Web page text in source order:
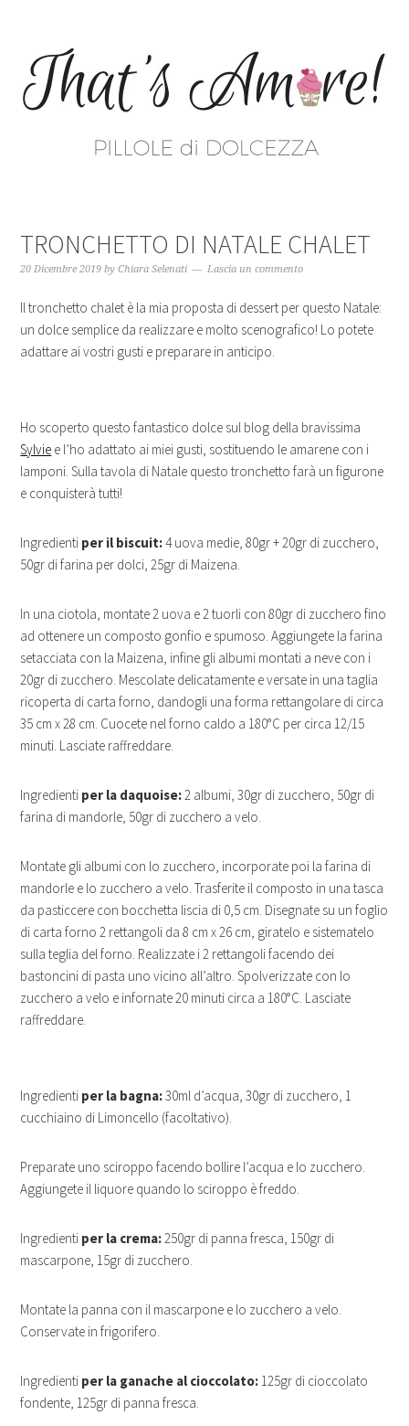
TRONCHETTO DI NATALE CHALET
20 Dicembre 2019 byChiara Selenati Lascia un commento
Il tronchetto chalet è la mia proposta di dessert per questo Natale:
un dolce semplice da realizzare e molto scenografico! Lo potete
adattare ai vostri gusti e preparare in anticipo.
Ho scoperto questo fantastico dolce sul blog della bravissima
Sylvie e l’ho adattato ai miei gusti, sostituendo le amarene con i
lamponi. Sulla tavola di Natale questo tronchetto farà un figurone
e conquisterà tutti!
Ingredienti per il biscuit:4 uova medie, 80gr + 20gr di zucchero,
50gr di farina per dolci, 25gr di Maizena.
In una ciotola, montate 2 uova e 2 tuorli con 80gr di zucchero fino
ad ottenere un composto gonfio e spumoso. Aggiungete la farina
setacciata con la Maizena, infine gli albumi montati a neve con i
20gr di zucchero. Mescolate delicatamente e versate in una taglia
ricoperta di carta forno, dandogli una forma rettangolare di circa
35 cm x 28 cm. Cuocete nel forno caldo a 180°C per circa 12/15
minuti. Lasciate raffreddare.
Ingredienti per la daquoise:2 albumi, 30gr di zucchero, 50gr di
farina di mandorle, 50gr di zucchero a velo.
Montate gli albumi con lo zucchero, incorporate poi la farina di
mandorle e lo zucchero a velo. Trasferite il composto in una tasca
da pasticcere con bocchetta liscia di 0,5 cm. Disegnate su un foglio
di carta forno 2 rettangoli da 8 cm x 26 cm, giratelo e sistematelo
sulla teglia del forno. Realizzate i 2 rettangoli facendo dei
bastoncini di pasta uno vicino all’altro. Spolverizzate con lo
zucchero a velo e infornate 20 minuti circa a 180°C. Lasciate
raffreddare.
Ingredienti per la bagna:30ml d’acqua, 30gr di zucchero, 1
cucchiaino di Limoncello (facoltativo).
Preparate uno sciroppo facendo bollire l’acqua e lo zucchero.
Aggiungete il liquore quando lo sciroppo è freddo.
Ingredienti per la crema:250gr di panna fresca, 150gr di
mascarpone, 15gr di zucchero.
Montate la panna con il mascarpone e lo zucchero a velo.
Conservate in frigorifero.
Ingredienti per la ganache al cioccolato: 125gr di cioccolato
fondente, 125gr di panna fresca.